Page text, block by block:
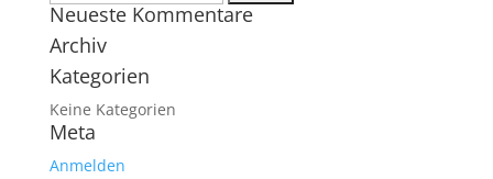
nach:
Neueste Kommentare
Archiv
Kategorien
Keine Kategorien
Meta
Anmelden